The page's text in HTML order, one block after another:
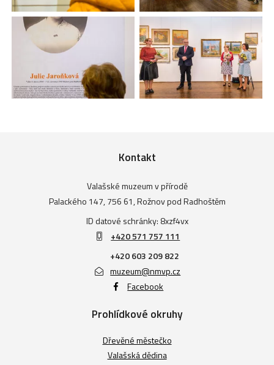
Kontakt
Valašské muzeum v přírodě
Palackého 147, 756 61, Rožnov pod Radhoštěm
ID datové schránky: 8xzf4vx
+420 571 757 111
+420 603 209 822
muzeum@nmvp.cz
Facebook
Prohlídkové okruhy
Dřevěné městečko
Valašská dědina